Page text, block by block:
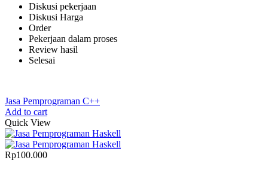
Diskusi pekerjaan
Diskusi Harga
Order
Pekerjaan dalam proses
Review hasil
Selesai
Jasa Pemprograman C++
Add to cart
Quick View
Rp100.000